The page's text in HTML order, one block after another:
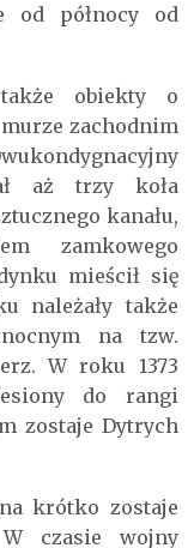
od północy od
obiekty o
zachodnim
aż trzy koła
kanału,
zamkowego
mieścił się
należały także
na tzw.
W roku 1373
do rangi
zostaje Dytrych
krótko zostaje
czasie wojny